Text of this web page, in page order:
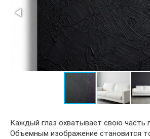
Каждый глаз охватывает свою часть
Объемным изображение становится